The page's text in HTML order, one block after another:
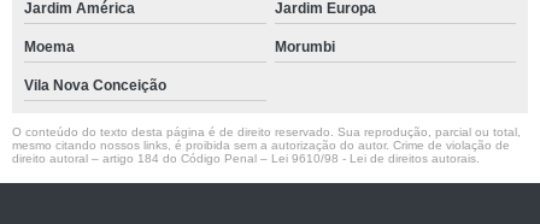
Jardim América Jardim Europa
Moema Morumbi
Vila Nova Conceição
O conteúdo do texto desta página é de direito reservado. Sua reprodução, parcial ou total,
mesmo citando nossos links, é proibida sem a autorização do autor. Crime de violação de
direito autoral – artigo 184 do Código Penal – Lei 9610/98 - Lei de direitos autorais